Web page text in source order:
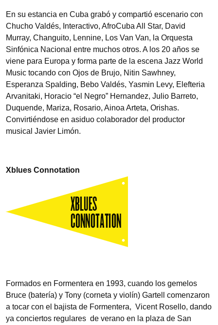
En su estancia en Cuba grabó y compartió escenario con
Chucho Valdés, Interactivo, AfroCuba All Star, David
Murray, Changuito, Lennine, Los Van Van, la Orquesta
Sinfónica Nacional entre muchos otros. A los 20 años se
viene para Europa y forma parte de la escena Jazz World
Music tocando con Ojos de Brujo, Nitin Sawhney,
Esperanza Spalding, Bebo Valdés, Yasmin Levy, Elefteria
Arvanitaki, Horacio “el Negro” Hernandez, Julio Barreto,
Duquende, Mariza, Rosario, Ainoa Arteta, Orishas.
Convirtiéndose en asiduo colaborador del productor
musical Javier Limón.
Xblues Connotation
Formados en Formentera en 1993, cuando los gemelos
Bruce (batería) y Tony (corneta y violín) Gartell comenzaron
a tocar con el bajista de Formentera, Vicent Rosello, dando
ya conciertos regulares de verano en la plaza de San